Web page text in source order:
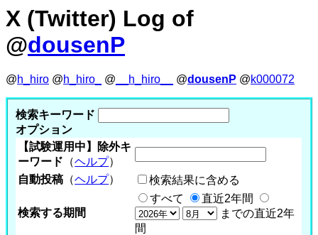
X (Twitter) Log of
@dousenP
@h_hiro @h_hiro_ @ __h_hiro__ @dousenP @k000072
検索キーワード
オプション
【試験運用中】除外キ
ーワード （ヘルプ）
自動投稿 （ヘルプ） 検索結果に含める
検索する期間
すべて
直近2年間
までの直近2年
間